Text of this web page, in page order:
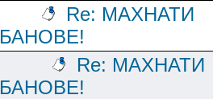
Re: МАХНАТИ
БАНОВЕ!
Re: МАХНАТИ
БАНОВЕ!